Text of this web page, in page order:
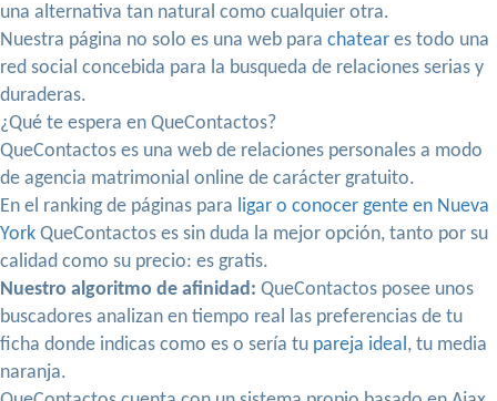
una alternativa tan natural como cualquier otra.
Nuestra página no solo es una web para chatear es todo una
red social concebida para la busqueda de relaciones serias y
duraderas.
¿Qué te espera en QueContactos?
QueContactos es una web de relaciones personales a modo
de agencia matrimonial online de carácter gratuito.
En el ranking de páginas para ligar o conocer gente en Nueva
York QueContactos es sin duda la mejor opción, tanto por su
calidad como su precio: es gratis.
Nuestro algoritmo de afinidad: QueContactos posee unos
buscadores analizan en tiempo real las preferencias de tu
ficha donde indicas como es o sería tu pareja ideal, tu media
naranja.